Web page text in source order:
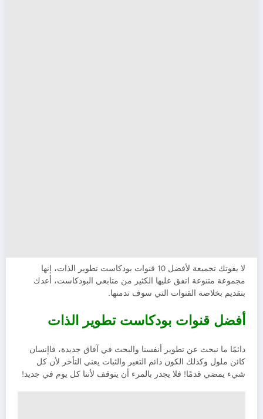
لا يفوتك تجميعة لأفضل 10 قنوات بودكاست تطوير الذات، إنها
مجموعة متنوعة اتفق عليها الكثير من متابعي البودكاست، أعدك
بتقديم بخلاصة القنوات التي سوف تدمنها.
أفضل قنوات بودكاست تطوير الذات
دائمًا ما نبحث عن تطوير أنفسنا والبحث في آفاق جديدة، فاإنسان
كائن ملول وكذلك الكون دائم التغير والثبات يعني التأخر لأن كل
شيء يمضي قدمًا! فلا يجدر بالمرء أن يتوقف لأننا كل يوم في جديد!